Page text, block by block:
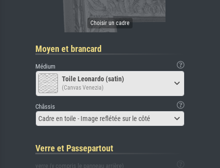
Moyen et brancard
Médium
Toile Leonardo (satin)
(Canvas Venezia)
Châssis
Cadre en toile - Image reflétée sur le côté
Verre et Passepartout
verre (y compris le panneau arrière)